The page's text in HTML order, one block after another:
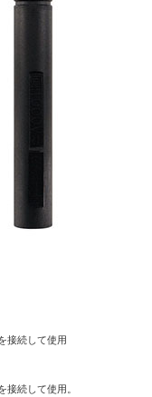
接続して使用
接続して使用。